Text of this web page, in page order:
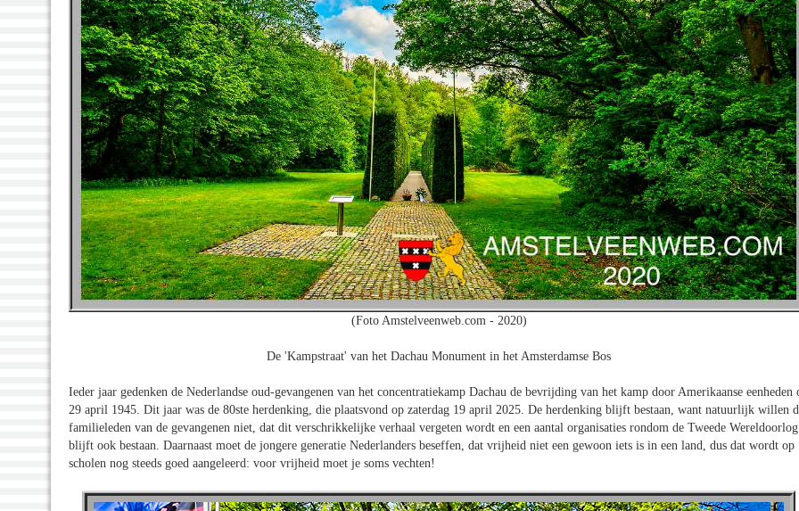
(Foto Amstelveenweb.com - 2020)
De 'Kampstraat' van het Dachau Monument in het Amsterdamse Bos
Ieder jaar gedenken de Nederlandse oud-gevangenen van het concentratiekamp Dachau de bevrijding van het kamp door Amerikaanse eenheden
29 april 1945. Dit jaar was de 80ste herdenking, die plaatsvond op zaterdag 19 april 2025. De herdenking blijft bestaan, want natuurlijk willen
familieleden van de gevangenen niet, dat dit verschrikkelijke verhaal vergeten wordt en een aantal organisaties rondom de Tweede Wereldoorlog
blijft ook bestaan. Daarnaast moet de jongere generatie Nederlanders beseffen, dat vrijheid niet een gewoon iets is in een land, dus dat wordt op
scholen nog steeds goed aangeleerd: voor vrijheid moet je soms vechten!